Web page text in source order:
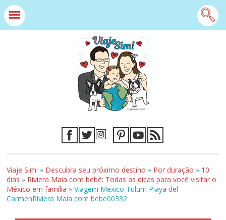
Viaje Sim! » Descubra seu próximo destino » Por duração » 10
dias » Riviera Maia com bebê: Todas as dicas para você visitar o
México em família »Viagem Mexico Tulum Playa del
CarmenRiviera Maia com bebe00332